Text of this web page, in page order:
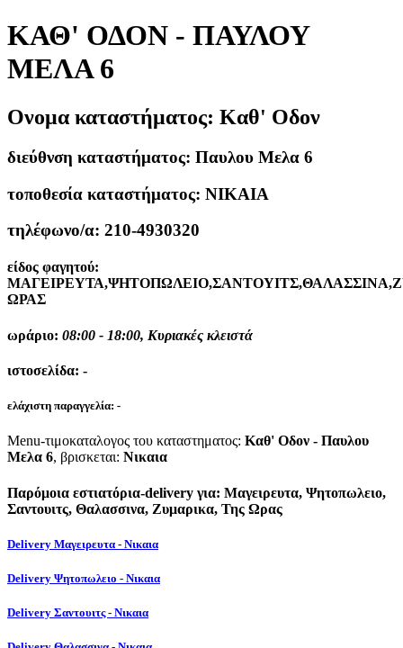
ΚΑΘ' ΟΔΟΝ - ΠΑΥΛΟΥ
ΜΕΛΑ 6
Ονομα καταστήματος: Καθ' Οδον
διεύθνση καταστήματος: Παυλου Μελα 6
τοποθεσία καταστήματος: ΝΙΚΑΙΑ
τηλέφωνο/α: 210-4930320
είδος φαγητού:
ΩΡΑΣ
ωράριο: 08:00 - 18:00, Κυριακές κλειστά
ιστοσελίδα: -
ελάχιστη παραγγελία: -
Menu-τιμοκαταλογος του καταστηματος: Καθ' Οδον - Παυλου
Μελα 6, βρισκεται: Νικαια
Παρόμοια εστιατόρια-delivery για: Μαγειρευτα, Ψητοπωλειο,
Σαντουιτς, Θαλασσινα, Ζυμαρικα, Της Ωρας
Delivery Μαγειρευτα - Νικαια
Delivery Ψητοπωλειο - Νικαια
Delivery Σαντουιτς - Νικαια